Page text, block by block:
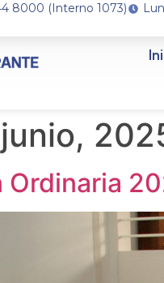
8000 (Interno 1073)
Ordinaria